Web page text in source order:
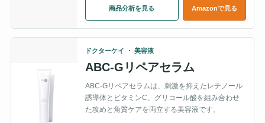
商品分析を見る Amazonで見る
ドクターケイ ・ 美容液
ABC-Gリペアセラム
ABC-Gリペアセラムは、刺激を抑えたレチノール
誘導体とビタミンC、グリコール酸を組み合わせ
た攻めと角質ケアを両立する美容液です。